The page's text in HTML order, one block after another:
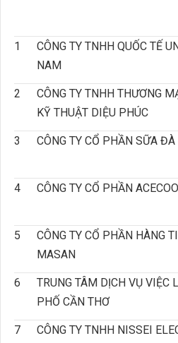
1
CÔNG TY TNHH QUỐC TẾ
NAM
2
CÔNG TY TNHH THƯƠNG
KỸ THUẬT DIỆU PHÚC
3 CÔNG TY CỔ PHẦN SỮA
4 CÔNG TY CỔ PHẦN
5
CÔNG TY CỔ PHẦN HÀNG
MASAN
6
TRUNG TÂM DỊCH VỤ VIỆC
PHỐ CẦN THƠ
7 CÔNG TY TNHH NISSEI